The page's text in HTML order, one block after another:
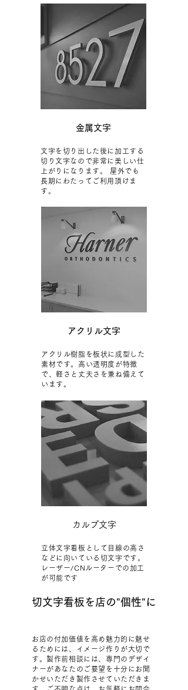
金属文字
文字を切り出した後に加工する
切り文字なので非常に美しい仕
上がりになります。 屋外でも
長期にわたってご利用頂けま
す。
アクリル文字
アクリル樹脂を板状に成型した
素材です。高い透明度が特徴
で、軽さと丈夫さを兼ね備えて
います。
​カルプ文字
立体文字看板として目線の高さ
などに向いている切文字です。
レーザー/CNルーターでの加工
が可能です
切文字看板を店の"個性"に
お店の付加価値を高め魅力的に魅せ
るためには、イメージ作りが大切で
す。製作前相談には、専門のデザイ
ナーがあなたのご要望を十分にお聞
かせいただき製作させていただきま